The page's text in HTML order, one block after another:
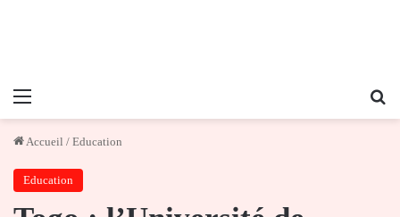
Menu
Accueil / Education
Education